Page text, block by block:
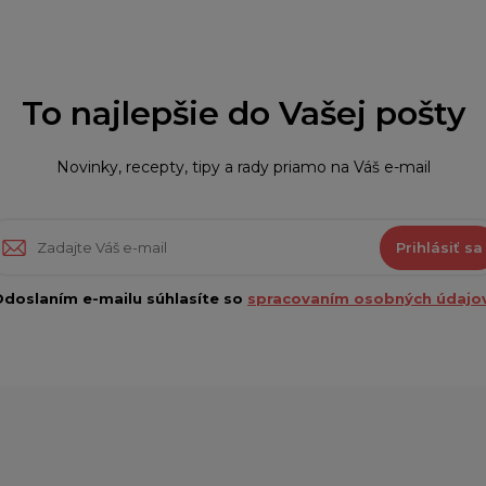
To najlepšie do Vašej pošty
Novinky, recepty, tipy a rady priamo na Váš e-mail
Prihlásiť sa
e-mailu súhlasíte so spracovaním osobných